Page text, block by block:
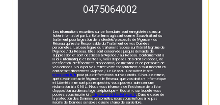
0475064002
Les informations recueillies sur ce formulaire sont enregistrées dans un
fichier informatisé par La Boite Immo agissant comme Sous-traitant du
traitement pour la gestion de la clientèle/prospects de l'Agence / du
Réseau qui reste Responsable du Traitement de vos Données
personnelles. La base légale du traitement repose sur l'intérêt légitime de
l'Agence / du Réseau. Elles sont conservées jusqu'à demande de
suppression et sont destinées à l'Agence / au Réseau. Conformément à
la loi « informatique et libertés », vous disposez des droits d’accès, de
rectification, d’effacement, d’opposition, de limitation et de portabilité de
vos données. Vous pouvez retirer votre consentement à tout moment en
contactant directement l’Agence / Le Réseau. Consultez le site
https://cnil.fr/fr pour plus d’informations sur vos droits. Si vous estimez,
après avoir contacté l'Agence / le Réseau, que vos droits « Informatique
et Libertés » ne sont pas respectés, vous pouvez adresser une
réclamation à la CNIL. Nous vous informons de l’existence de la liste
d'opposition au démarchage téléphonique « Bloctel », sur laquelle vous
pouvez vous inscrire ici :https://www.bloctel.gouv.fr . Dans le cadre de
la protection des Données personnelles, nous vous invitons à ne pas
inscrire de Données sensibles dans le champ de saisie libre.